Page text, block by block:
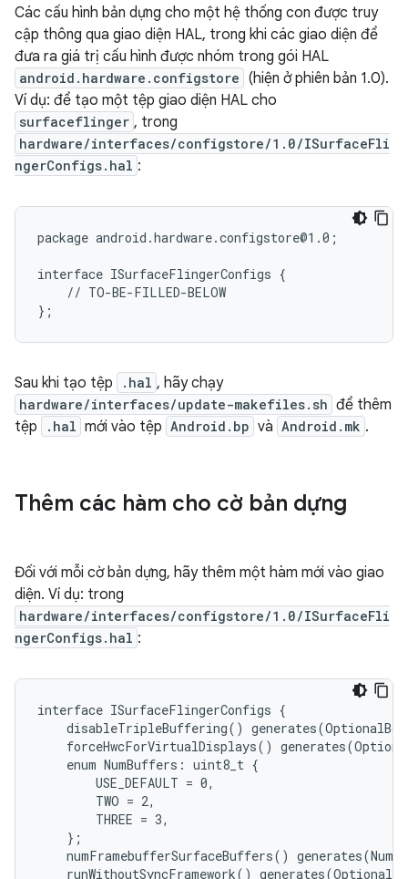
Các cấu hình bản dựng cho một hệ thống con được truy
cập thông qua giao diện HAL, trong khi các giao diện để
đưa ra giá trị cấu hình được nhóm trong gói HAL
android.hardware.configstore (hiện ở phiên bản 1.0).
Ví dụ: để tạo một tệp giao diện HAL cho
surfaceflinger , trong
hardware/interfaces/configstore/1.0/ISurfaceFli
ngerConfigs.hal :
package android.hardware.configstore@1.0;
interface ISurfaceFlingerConfigs {
    // TO-BE-FILLED-BELOW
Sau khi tạo tệp .hal , hãy chạy
hardware/interfaces/update-makefiles.sh để thêm
tệp
.hal mới vào tệp Android.bp và Android.mk .
Thêm các hàm cho cờ bản dựng
Đối với mỗi cờ bản dựng, hãy thêm một hàm mới vào giao
diện. Ví dụ: trong
hardware/interfaces/configstore/1.0/ISurfaceFli
ngerConfigs.hal :
interface ISurfaceFlingerConfigs {
disableTripleBuffering()
forceHwcForVirtualDisplays()
    enum NumBuffers: uint8_t {
        USE_DEFAULT = 0,
        TWO = 2,
        THREE = 3,
    };
numFramebufferSurfaceBuffers()
runWithoutSyncFramework()